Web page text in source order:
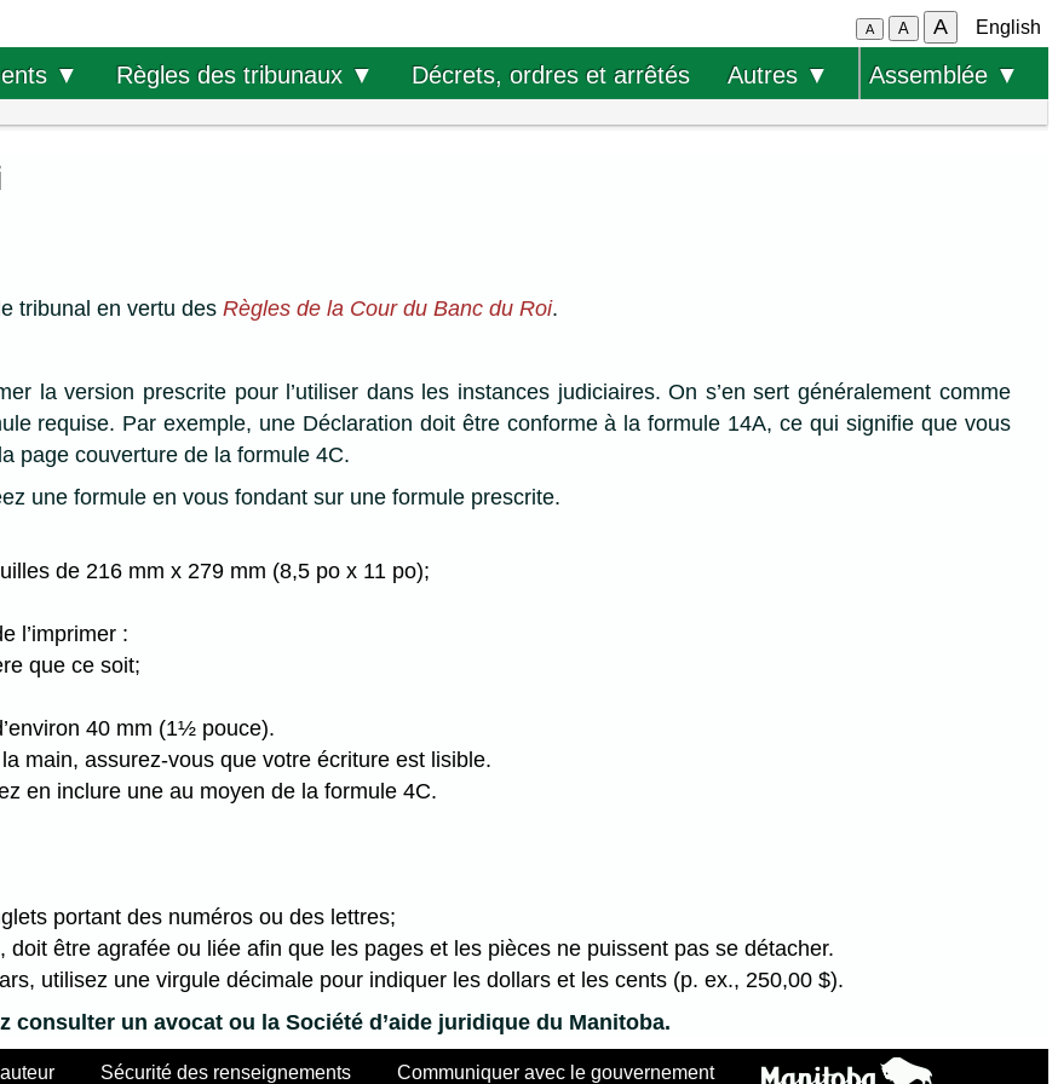
A A A English
▼ Règles des tribunaux ▼ Décrets, ordres et arrêtés Autres ▼ Assemblée ▼
tribunal en vertu desRègles de la Cour du Banc du Roi.
la version prescrite pour l’utiliser dans les instances judiciaires. On s’en sert généralement comme
requise. Par exemple, une Déclaration doit être conforme à la formule 14A, ce qui signifie que vous
page couverture de la formule 4C.
une formule en vous fondant sur une formule prescrite.
de 216 mm x 279 mm (8,5 po x 11 po);
l’imprimer :
que ce soit;
40 mm (1½ pouce).
main, assurez-vous que votre écriture est lisible.
en inclure une au moyen de la formule 4C.
portant des numéros ou des lettres;
doit être agrafée ou liée afin que les pages et les pièces ne puissent pas se détacher.
utilisez une virgule décimale pour indiquer les dollars et les cents (p. ex., 250,00 $).
un avocat ou la Société d’aide juridique du Manitoba.
Sécurité des renseignements Communiquer avec le gouvernement